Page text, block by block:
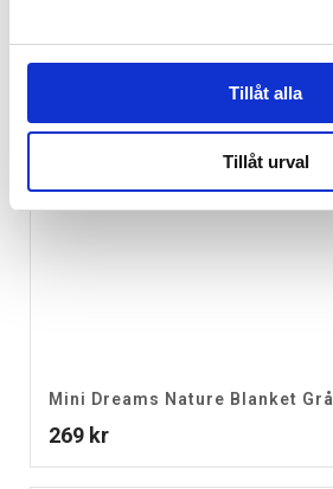
Tillåt alla
Tillåt urval
Mini Dreams Nature Blanket Grå
269 kr